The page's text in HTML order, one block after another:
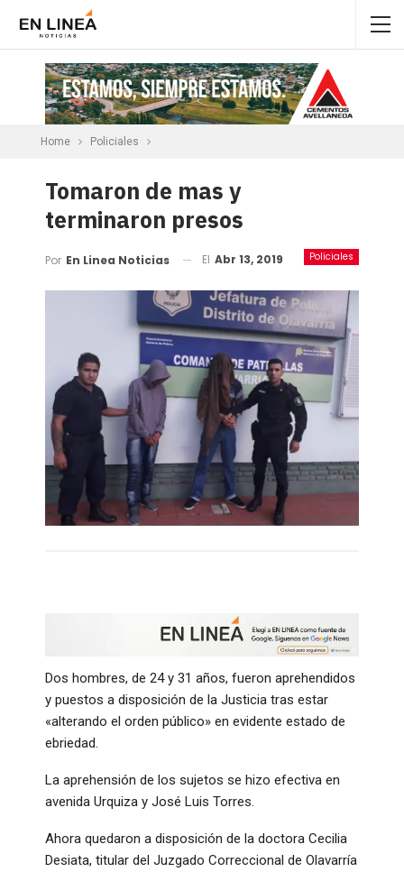
Home Policiales
Tomaron de mas y
terminaron presos
Policiales
Por En Linea Noticias El Abr 13, 2019
Dos hombres, de 24 y 31 años, fueron aprehendidos
y puestos a disposición de la Justicia tras estar
«alterando el orden público» en evidente estado de
ebriedad.
La aprehensión de los sujetos se hizo efectiva en
avenida Urquiza y José Luis Torres.
Ahora quedaron a disposición de la doctora Cecilia
Desiata, titular del Juzgado Correccional de Olavarría